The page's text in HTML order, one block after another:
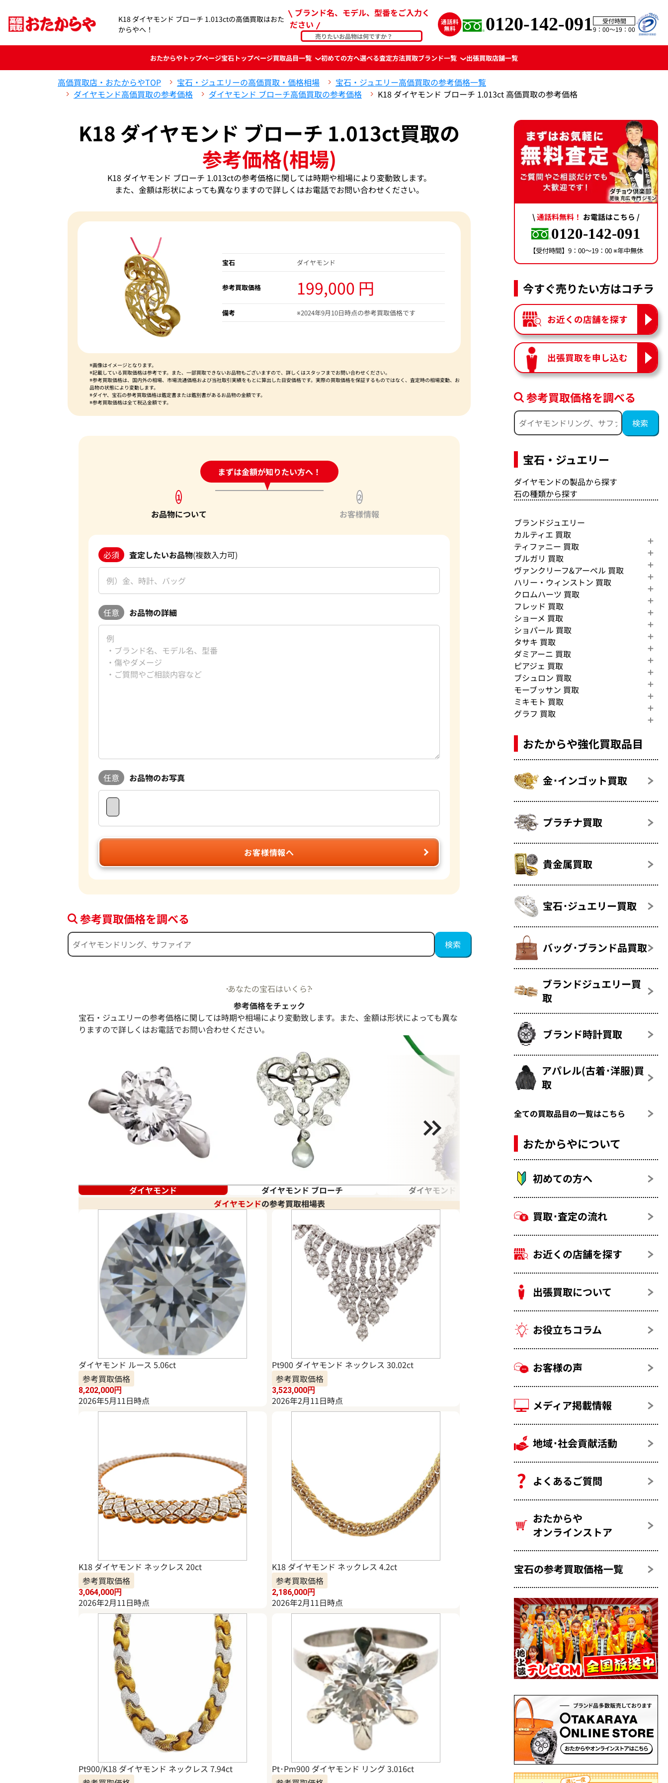
K18 ダイヤモンド ブローチ 1.013ctの高価買取はおた
からやへ！
ブランド名、モデル、型番をご入力く
ださい
0120-142-091
受付時間
9：00〜19：00
おたからやトップページ宝石トップページ買取品目一覧 初めての方へ選べる査定方法買取ブランド一覧 出張買取店舗一覧
高価買取店・おたからやTOP 宝石・ジュエリーの高価買取・価格相場
宝石・ジュエリー高価買取の参考価格一覧
ダイヤモンド高価買取の参考価格
ダイヤモンド ブローチ高価買取の参考価格 K18 ダイヤモンド ブローチ 1.013ct 高価買取の参考価格
K18 ダイヤモンド ブローチ 1.013ct買取の
参考価格(相場)
K18 ダイヤモンド ブローチ 1.013ctの参考価格に関しては時期や相場により変動致します。
また、金額は形状によっても異なりますので詳しくはお電話でお問い合わせください。
宝石 ダイヤモンド
参考買取価格 199,000 円
備考 ※2024年9月10日時点の参考買取価格です
※画像はイメージとなります。
※記載している買取価格は参考です。また、一部買取できないお品物もございますので、詳しくはスタッフまでお問い合わせください。
※参考買取価格は、国内外の相場、市場流通価格および当社取引実績をもとに算出した目安価格です。実際の買取価格を保証するものではなく、査定時の相場変動、お
品物の状態により変動します。
※ダイヤ、宝石の参考買取価格は鑑定書または鑑別書があるお品物の金額です。
※参考買取価格は全て税込金額です。
まずは金額が知りたい方へ！
24時間受付中!問い合わせフォーム
1
お品物について
2
お客様情報
必須 査定したいお品物(複数入力可)
任意 お品物の詳細
任意 お品物のお写真
お客様情報へ
参考買取価格を調べる
あなたの宝石はいくら?
参考価格をチェック
宝石・ジュエリーの参考価格に関しては時期や相場により変動致します。また、金額は形状によっても異な
りますので詳しくはお電話でお問い合わせください。
ダイヤモンド ダイヤモンド ブローチ
ダイヤモンド 1カラット
ダイヤモンドの参考買取相場表
ダイヤモンド ルース 5.06ct
参考買取価格
8,202,000円
2026年5月11日時点
Pt900 ダイヤモンド ネックレス 30.02ct
参考買取価格
3,523,000円
2026年2月11日時点
K18 ダイヤモンド ネックレス 20ct
参考買取価格
3,064,000円
2026年2月11日時点
K18 ダイヤモンド ネックレス 4.2ct
参考買取価格
2,186,000円
2026年2月11日時点
Pt900/K18 ダイヤモンド ネックレス 7.94ct
Pt･Pm900 ダイヤモンド リング 3.016ct
\通話料無料！ お電話はこちら /
0120-142-091
【受付時間】9：00〜19：00 ※年中無休
今すぐ売りたい方はコチラ
お近くの店舗を探す
出張買取を申し込む
参考買取価格を調べる
宝石・ジュエリー
ダイヤモンドの製品から探す
石の種類から探す
ブランドジュエリー
カルティエ 買取
ティファニー 買取
ブルガリ 買取
ヴァンクリーフ&アーペル 買取
ハリー・ウィンストン 買取
クロムハーツ 買取
フレッド 買取
ショーメ 買取
ショパール 買取
タサキ 買取
ダミアーニ 買取
ピアジェ 買取
ブシュロン 買取
モーブッサン 買取
ミキモト 買取
グラフ 買取
おたからや強化買取品目
金･インゴット買取
プラチナ買取
貴金属買取
宝石･ジュエリー買取
バッグ･ブランド品買取
ブランドジュエリー買
取
ブランド時計買取
アパレル(古着･洋服)買
取
全ての買取品目の一覧はこちら
おたからやについて
初めての方へ
買取･査定の流れ
お近くの店舗を探す
出張買取について
お役立ちコラム
お客様の声
メディア掲載情報
地域･社会貢献活動
よくあるご質問
おたからや
オンラインストア
宝石の参考買取価格一覧